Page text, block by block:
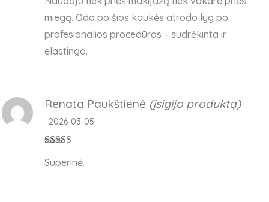
miegą. Oda po šios kaukės atrodo lyg po
profesionalios procedūros – sudrėkinta ir
elastinga.
iš 5
Renata Paukštienė (įsigijo produktą)
2026-03-05
Superinė.